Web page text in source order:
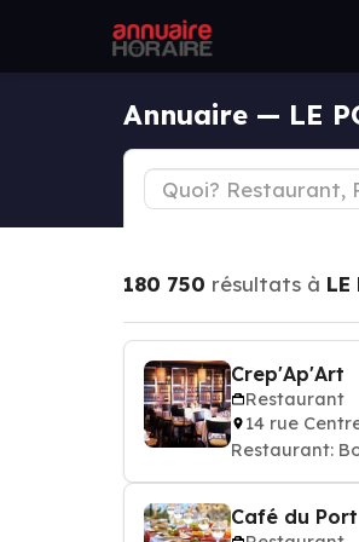
Annuaire — LE
180 750 résultats à LE
Crep'Ap'Art
Restaurant
14 rue
Restaurant:
Café du Port